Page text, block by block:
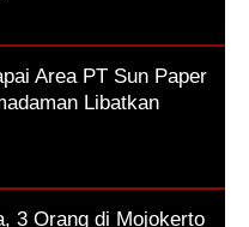
Area PT Sun Paper
Libatkan
3 Orang di Mojokerto